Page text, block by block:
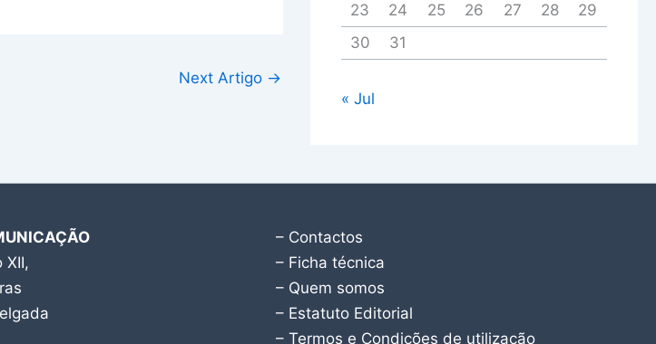
Next Artigo →
23
24 25 26 27 28
29
30
31
« Jul
XII,
– Contactos
– Ficha técnica
– Quem somos
– Estatuto Editorial
– Termos e Condições de utilização